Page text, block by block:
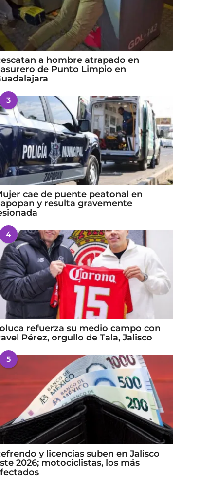
a hombre atrapado en
de Punto Limpio en
3
cae de puente peatonal en
y resulta gravemente
4
refuerza su medio campo con
Pérez, orgullo de Tala, Jalisco
5
y licencias suben en Jalisco
2026; motociclistas, los más